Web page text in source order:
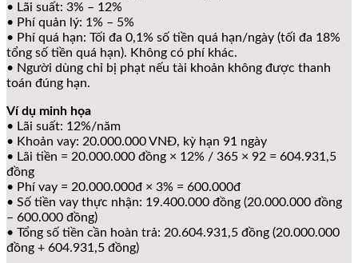
• Lãi suất: 3% – 12%
• Phí quản lý: 1% – 5%
• Phí quá hạn: Tối đa 0,1% số tiền quá hạn/ngày (tối đa 18%
tổng số tiền quá hạn). Không có phí khác.
• Người dùng chỉ bị phạt nếu tài khoản không được thanh
toán đúng hạn.
Ví dụ minh họa
• Lãi suất: 12%/năm
• Khoản vay: 20.000.000 VNĐ, kỳ hạn 91 ngày
• Lãi tiền = 20.000.000 đồng × 12% / 365 × 92 = 604.931,5
đồng
• Phí vay = 20.000.000đ × 3% = 600.000đ
• Số tiền vay thực nhận: 19.400.000 đồng (20.000.000 đồng
– 600.000 đồng)
• Tổng số tiền cần hoàn trả: 20.604.931,5 đồng (20.000.000
đồng + 604.931,5 đồng)